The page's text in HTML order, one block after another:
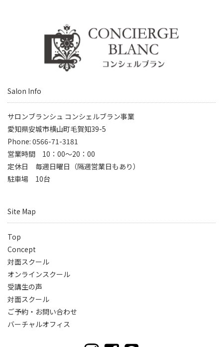
Salon Info
サロンブランシュ コンシェルブラン事業
愛知県安城市横山町毛賀知39-5
Phone: 0566-71-3181
営業時間 10：00～20：00
定休日 毎週日曜日（隔週営業日もあり）
駐車場 10台
Site Map
Top
Concept
対面スクール
オンラインスクール
受講生の声
対面スクール
ご予約・お問い合わせ
バーチャルオフィス